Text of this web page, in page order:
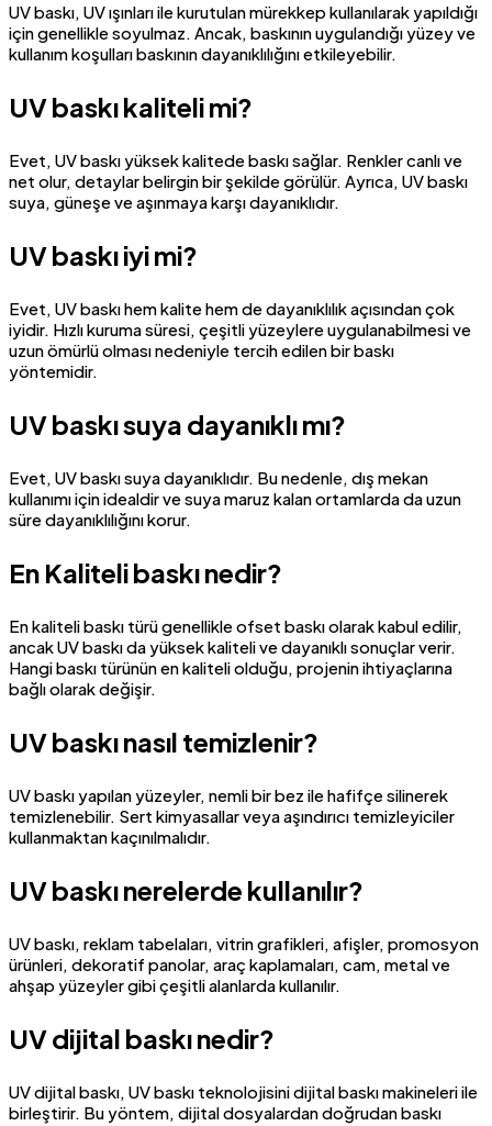
UV baskı, UV ışınları ile kurutulan mürekkep kullanılarak yapıldığı
için genellikle soyulmaz. Ancak, baskının uygulandığı yüzey ve
kullanım koşulları baskının dayanıklılığını etkileyebilir.
UV baskı kaliteli mi?
Evet, UV baskı yüksek kalitede baskı sağlar. Renkler canlı ve
net olur, detaylar belirgin bir şekilde görülür. Ayrıca, UV baskı
suya, güneşe ve aşınmaya karşı dayanıklıdır.
UV baskı iyi mi?
Evet, UV baskı hem kalite hem de dayanıklılık açısından çok
iyidir. Hızlı kuruma süresi, çeşitli yüzeylere uygulanabilmesi ve
uzun ömürlü olması nedeniyle tercih edilen bir baskı
yöntemidir.
UV baskı suya dayanıklı mı?
Evet, UV baskı suya dayanıklıdır. Bu nedenle, dış mekan
kullanımı için idealdir ve suya maruz kalan ortamlarda da uzun
süre dayanıklılığını korur.
En Kaliteli baskı nedir?
En kaliteli baskı türü genellikle ofset baskı olarak kabul edilir,
ancak UV baskı da yüksek kaliteli ve dayanıklı sonuçlar verir.
Hangi baskı türünün en kaliteli olduğu, projenin ihtiyaçlarına
bağlı olarak değişir.
UV baskı nasıl temizlenir?
UV baskı yapılan yüzeyler, nemli bir bez ile hafifçe silinerek
temizlenebilir. Sert kimyasallar veya aşındırıcı temizleyiciler
kullanmaktan kaçınılmalıdır.
UV baskı nerelerde kullanılır?
UV baskı, reklam tabelaları, vitrin grafikleri, afişler, promosyon
ürünleri, dekoratif panolar, araç kaplamaları, cam, metal ve
ahşap yüzeyler gibi çeşitli alanlarda kullanılır.
UV dijital baskı nedir?
UV dijital baskı, UV baskı teknolojisini dijital baskı makineleri ile
birleştirir. Bu yöntem, dijital dosyalardan doğrudan baskı